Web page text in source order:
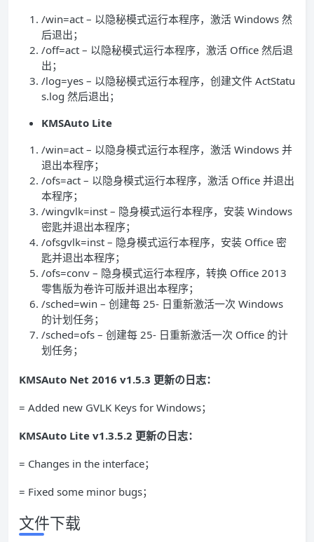
/win=act – 以隐秘模式运行本程序，激活 Windows 然
后退出；
/off=act – 以隐秘模式运行本程序，激活 Office 然后退
出；
/log=yes – 以隐秘模式运行本程序，创建文件 ActStatu
s.log 然后退出；
KMSAuto Lite
/win=act – 以隐身模式运行本程序，激活 Windows 并
退出本程序；
/ofs=act – 以隐身模式运行本程序，激活 Office 并退出
本程序；
/wingvlk=inst – 隐身模式运行本程序，安装 Windows
密匙并退出本程序；
/ofsgvlk=inst – 隐身模式运行本程序，安装 Office 密
匙并退出本程序；
/ofs=conv – 隐身模式运行本程序，转换 Office 2013
零售版为卷许可版并退出本程序；
/sched=win – 创建每 25- 日重新激活一次 Windows
的计划任务；
/sched=ofs – 创建每 25- 日重新激活一次 Office 的计
划任务；
KMSAuto Net 2016 v1.5.3 更新の日志：
= Added new GVLK Keys for Windows；
KMSAuto Lite v1.3.5.2 更新の日志：
= Changes in the interface；
= Fixed some minor bugs；
文件下载